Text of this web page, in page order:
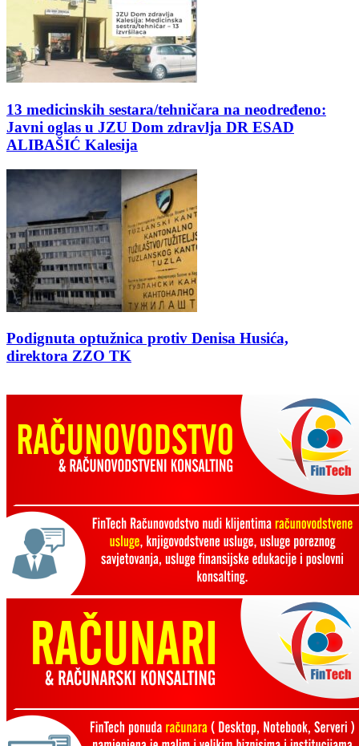
13 medicinskih sestara/tehničara na neodređeno:
Javni oglas u JZU Dom zdravlja DR ESAD
ALIBAŠIĆ Kalesija
Podignuta optužnica protiv Denisa Husića,
direktora ZZO TK